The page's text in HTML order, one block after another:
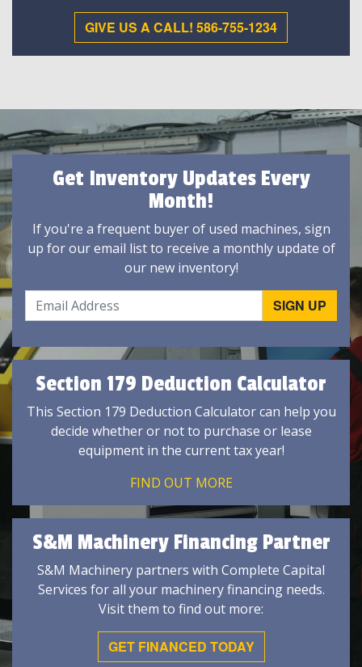
GIVE US A CALL! 586-755-1234
Get Inventory Updates Every
Month!
If you're a frequent buyer of used machines, sign
up for our email list to receive a monthly update of
our new inventory!
Section 179 Deduction Calculator
This Section 179 Deduction Calculator can help you
decide whether or not to purchase or lease
equipment in the current tax year!
FIND OUT MORE
S&M Machinery Financing Partner
S&M Machinery partners with Complete Capital
Services for all your machinery financing needs.
Visit them to find out more:
GET FINANCED TODAY